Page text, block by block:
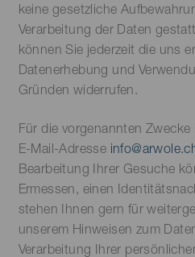
keine gesetzliche
Verarbeitung der Daten
können Sie jederzeit die uns
Datenerhebung und
Gründen widerrufen.
Für die vorgenannten
E-Mail-Adresse
Bearbeitung Ihrer Gesuche
Ermessen, einen
stehen Ihnen gern für
unserem Hinweisen zum
Verarbeitung Ihrer